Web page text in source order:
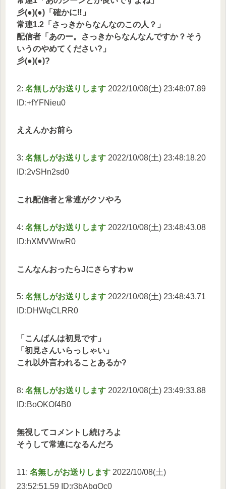
彡(●)(●)「確かに‼」
常連1.2「さっきからなんなのこの人？」
配信者「あのー。さっきからなんなんですか？そう
いうのやめてください?」
彡(●)(●)?
2: 名無しがお送りします 2022/10/08(土) 23:48:07.89
ID:+fYFNieu0
ええんかお前ら
3: 名無しがお送りします 2022/10/08(土) 23:48:18.20
ID:2vSHn2sd0
これ配信者と常連がクソやろ
4: 名無しがお送りします 2022/10/08(土) 23:48:43.08
ID:hXMVWrwR0
こんなんおったらJにさらすわｗ
5: 名無しがお送りします 2022/10/08(土) 23:48:43.71
ID:DHWqCLRR0
「こんばんは初見です」
「初見さんいらっしゃい」
これ以外言われることあるか?
8: 名無しがお送りします 2022/10/08(土) 23:49:33.88
ID:BoOKOf4B0
無視してコメントし続けろよ
そうして常連になるんだろ
11: 名無しがお送りします 2022/10/08(土)
23:52:51.59 ID:r3bAbqQc0